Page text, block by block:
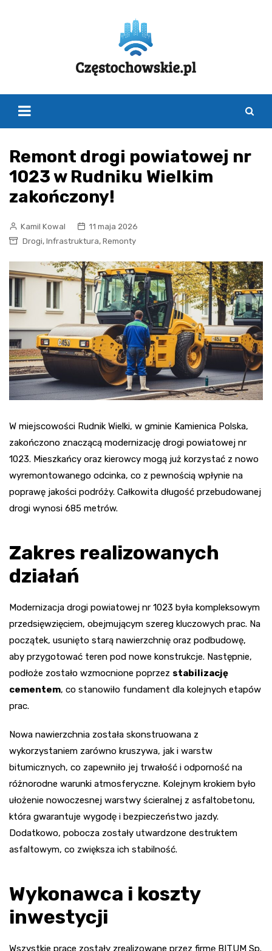
Remont drogi powiatowej nr
1023 w Rudniku Wielkim
zakończony!
Kamil Kowal
11 maja 2026
Drogi, Infrastruktura, Remonty
W miejscowości Rudnik Wielki, w gminie Kamienica Polska,
zakończono znaczącą modernizację drogi powiatowej nr
1023. Mieszkańcy oraz kierowcy mogą już korzystać z nowo
wyremontowanego odcinka, co z pewnością wpłynie na
poprawę jakości podróży. Całkowita długość przebudowanej
drogi wynosi 685 metrów.
Zakres realizowanych
działań
Modernizacja drogi powiatowej nr 1023 była kompleksowym
przedsięwzięciem, obejmującym szereg kluczowych prac. Na
początek, usunięto starą nawierzchnię oraz podbudowę,
aby przygotować teren pod nowe konstrukcje. Następnie,
podłoże zostało wzmocnione poprzez stabilizację
cementem, co stanowiło fundament dla kolejnych etapów
prac.
Nowa nawierzchnia została skonstruowana z
wykorzystaniem zarówno kruszywa, jak i warstw
bitumicznych, co zapewniło jej trwałość i odporność na
różnorodne warunki atmosferyczne. Kolejnym krokiem było
ułożenie nowoczesnej warstwy ścieralnej z asfaltobetonu,
która gwarantuje wygodę i bezpieczeństwo jazdy.
Dodatkowo, pobocza zostały utwardzone destruktem
asfaltowym, co zwiększa ich stabilność.
Wykonawca i koszty
inwestycji
Wszystkie prace zostały zrealizowane przez firmę BITUM Sp.